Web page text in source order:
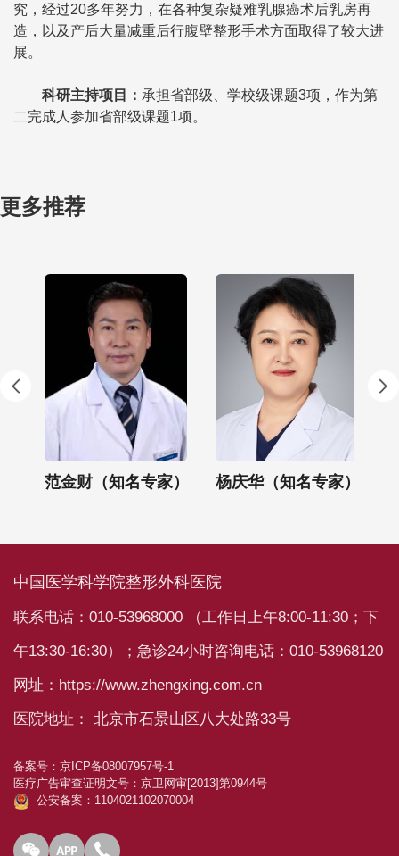
究，经过20多年努力，在各种复杂疑难乳腺癌术后乳房再
造，以及产后大量减重后行腹壁整形手术方面取得了较大进
展。
科研主持项目 ： 承担省部级、学校级课题3项，作为第
二完成人参加省部级课题1项。
更多推荐
范金财（知名专家） 杨庆华（知名专家）
中国医学科学院整形外科医院
联系电话：010-53968000 （工作日上午8:00-11:30；下
午13:30-16:30）；急诊24小时咨询电话：010-53968120
网址：https://www.zhengxing.com.cn
医院地址： 北京市石景山区八大处路33号
备案号： 京ICP备08007957号-1
医疗广告审查证明文号： 京卫网审[2013]第0944号
公安备案：1104021102070004